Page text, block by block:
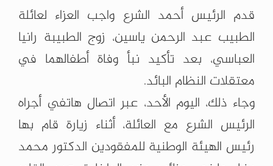
قدم الرئيس أحمد الشرع واجب العزاء لعائلة
الطبيب عبد ‏الرحمن ياسين، ‏زوج الطبيبة رانيا
العباسي، بعد تأكيد نبأ وفاة ‏أطفالهما في
معتقلات النظام ‏البائد.‏
وجاء ذلك، اليوم الأحد، عبر اتصال هاتفي أجراه
الرئيس ‏الشرع مع العائلة، ‏أثناء زيارة قام بها
رئيس الهيئة الوطنية للمفقودين الدكتور محمد